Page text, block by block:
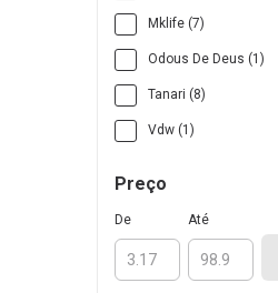
Mklife (7)
Odous De Deus (1)
Tanari (8)
Vdw (1)
Preço
De Até